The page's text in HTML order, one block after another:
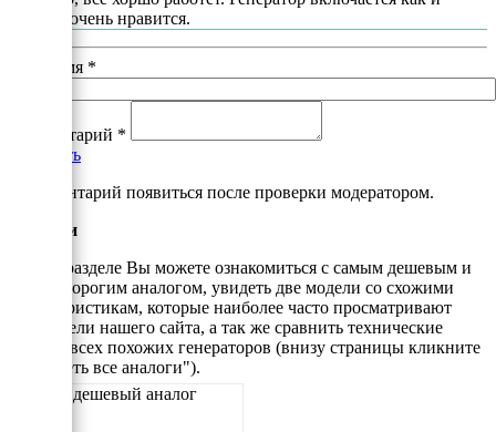
должен очень нравится.
Ваше имя *
Комментарий *
Добавить
*Комментарий появиться после проверки модератором.
Аналоги
В этом разделе Вы можете ознакомиться с самым дешевым и
самым дорогим аналогом, увидеть две модели со схожими
характеристикам, которые наиболее часто просматривают
посетители нашего сайта, а так же сравнить технические
данные всех похожих генераторов (внизу страницы кликните
"Смотреть все аналоги").
Самый дешевый аналог